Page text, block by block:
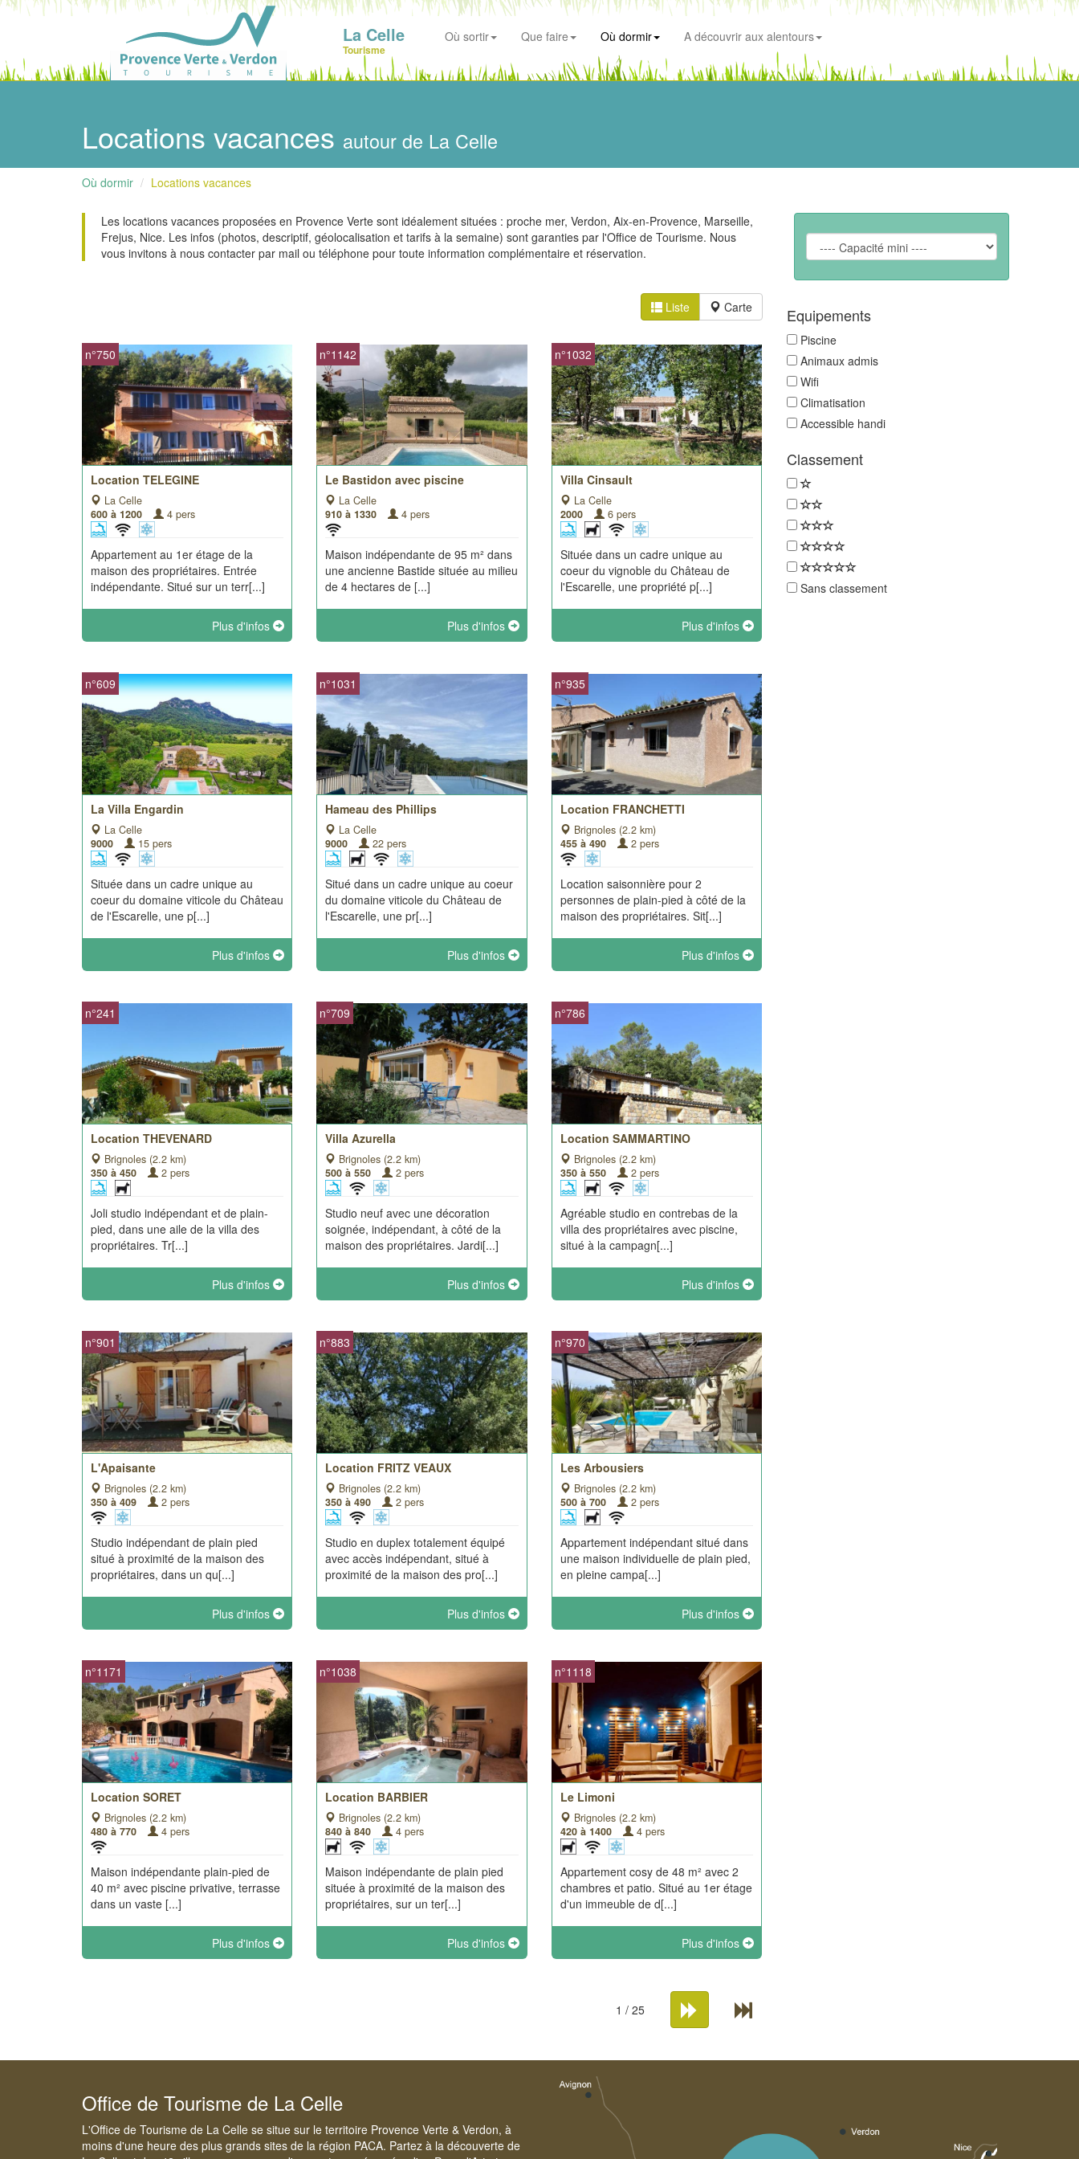
La Celle
Tourisme
Où sortir Que faire Où dormir A découvrir aux alentours
Locations vacances autour de La Celle
Où dormir Locations vacances
Les locations vacances proposées en Provence Verte sont idéalement situées : proche mer, Verdon, Aix-en-Provence, Marseille,
Frejus, Nice. Les infos (photos, descriptif, géolocalisation et tarifs à la semaine) sont garanties par l'Office de Tourisme. Nous
vous invitons à nous contacter par mail ou téléphone pour toute information complémentaire et réservation.
Liste Carte
Location TELEGINE
La Celle
600 à 1200
4 pers
Appartement au 1er étage de la
maison des propriétaires. Entrée
indépendante. Situé sur un terr[...]
Plus d'infos
n°750
Le Bastidon avec piscine
La Celle
910 à 1330
4 pers
Maison indépendante de 95 m² dans
une ancienne Bastide située au milieu
de 4 hectares de [...]
Plus d'infos
n°1142
Villa Cinsault
La Celle
2000
6 pers
Située dans un cadre unique au
coeur du vignoble du Château de
l'Escarelle, une propriété p[...]
Plus d'infos
n°1032
La Villa Engardin
La Celle
9000
15 pers
Située dans un cadre unique au
coeur du domaine viticole du Château
de l'Escarelle, une p[...]
Plus d'infos
n°609
Hameau des Phillips
La Celle
9000
22 pers
Situé dans un cadre unique au coeur
du domaine viticole du Château de
l'Escarelle, une pr[...]
Plus d'infos
n°1031
Location FRANCHETTI
Brignoles (2.2 km)
455 à 490
2 pers
Location saisonnière pour 2
personnes de plain-pied à côté de la
maison des propriétaires. Sit[...]
Plus d'infos
n°935
Location THEVENARD
Brignoles (2.2 km)
350 à 450
2 pers
Joli studio indépendant et de plain-
pied, dans une aile de la villa des
propriétaires. Tr[...]
Plus d'infos
n°241
Villa Azurella
Brignoles (2.2 km)
500 à 550
2 pers
Studio neuf avec une décoration
soignée, indépendant, à côté de la
maison des propriétaires. Jardi[...]
Plus d'infos
n°709
Location SAMMARTINO
Brignoles (2.2 km)
350 à 550
2 pers
Agréable studio en contrebas de la
villa des propriétaires avec piscine,
situé à la campagn[...]
Plus d'infos
n°786
L'Apaisante
Brignoles (2.2 km)
350 à 409
2 pers
Studio indépendant de plain pied
situé à proximité de la maison des
propriétaires, dans un qu[...]
Plus d'infos
n°901
Location FRITZ VEAUX
Brignoles (2.2 km)
350 à 490
2 pers
Studio en duplex totalement équipé
avec accès indépendant, situé à
proximité de la maison des pro[...]
Plus d'infos
n°883
Les Arbousiers
Brignoles (2.2 km)
500 à 700
2 pers
Appartement indépendant situé dans
une maison individuelle de plain pied,
en pleine campa[...]
Plus d'infos
n°970
Location SORET
Brignoles (2.2 km)
480 à 770
4 pers
Maison indépendante plain-pied de
40 m² avec piscine privative, terrasse
dans un vaste [...]
Plus d'infos
n°1171
Location BARBIER
Brignoles (2.2 km)
840 à 840
4 pers
Maison indépendante de plain pied
située à proximité de la maison des
propriétaires, sur un ter[...]
Plus d'infos
n°1038
Le Limoni
Brignoles (2.2 km)
420 à 1400
4 pers
Appartement cosy de 48 m² avec 2
chambres et patio. Situé au 1er étage
d'un immeuble de d[...]
Plus d'infos
n°1118
1 / 25
Equipements
Piscine
Animaux admis
Wifi
Climatisation
Accessible handi
Classement
Sans classement
Office de Tourisme de La Celle
L'Office de Tourisme de La Celle se situe sur le territoire Provence Verte & Verdon, à
moins d'une heure des plus grands sites de la région PACA. Partez à la découverte de